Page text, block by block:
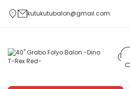
kutukutubalon@gmail.com